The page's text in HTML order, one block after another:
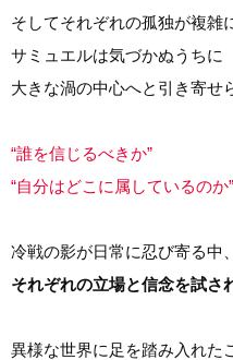
そしてそれぞれの孤独が複雑
サミュエルは気づかぬうちに
大きな渦の中心へと引き寄せ
“誰を信じるべきか”
“自分はどこに属しているのか”
冷戦の影が日常に忍び寄る中
それぞれの立場と信念を試さ
異様な世界に足を踏み入れた